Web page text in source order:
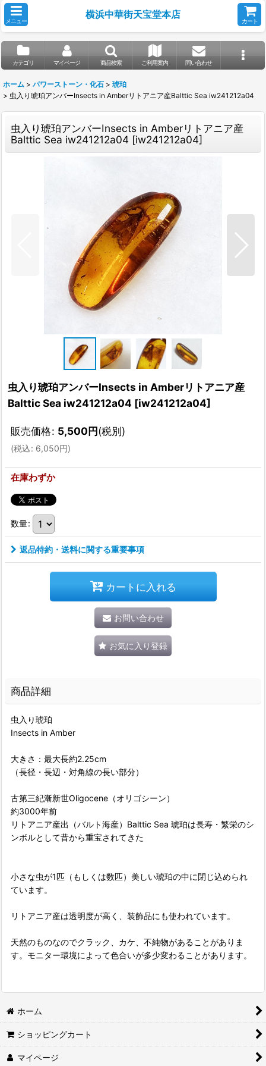
メニュー
横浜中華街天宝堂本店
カート
カテゴリ マイページ 商品検索 ご利用案内 問い合わせ
ホーム > パワーストーン・化石 > 琥珀
> 虫入り琥珀アンバーInsects in Amberリトアニア産Balttic Sea iw241212a04
虫入り琥珀アンバーInsects in Amberリトアニア産
Balttic Sea iw241212a04 [iw241212a04]
虫入り琥珀アンバーInsects in Amberリトアニア産
Balttic Sea iw241212a04 [iw241212a04]
販売価格: 5,500円(税別)
(税込: 6,050円)
在庫わずか
数量:
返品特約・送料に関する重要事項
カートに入れる
お問い合わせ
お気に入り登録
商品詳細
虫入り琥珀
Insects in Amber
大きさ：最大長約2.25cm
（長径・長辺・対角線の長い部分）
古第三紀漸新世Oligocene（オリゴシーン）
約3000年前
リトアニア産出（バルト海産）Balttic Sea 琥珀は長寿・繁栄のシ
ンボルとして昔から重宝されてきた
小さな虫が1匹（もしくは数匹）美しい琥珀の中に閉じ込められ
ています。
リトアニア産は透明度が高く、装飾品にも使われています。
天然のものなのでクラック、カケ、不純物があることがありま
す。モニター環境によって色合いが多少変わることがあります。
ホーム
ショッピングカート
マイページ